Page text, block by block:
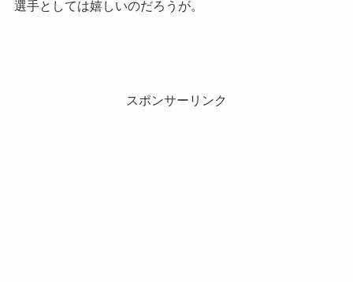
選手としては嬉しいのだろうが。
スポンサーリンク